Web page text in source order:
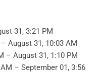
31, 3:21 PM
August 31, 10:03 AM
– August 31, 1:10 PM
– September 01, 3:56